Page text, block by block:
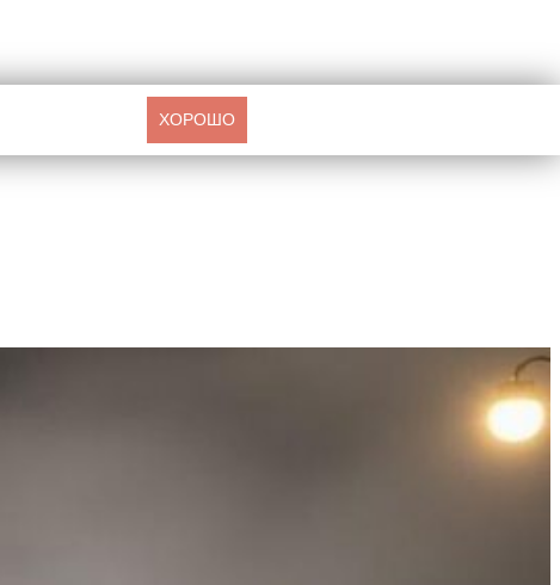
ХОРОШО